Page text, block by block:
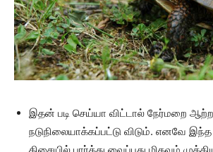
இதன் படி செய்யா விட்டால் நேர்மறை
நடுநிலையாக்கப்பட்டு விடும். எனவே
திசையில் பார்த்து வைப்பது மிகவும்